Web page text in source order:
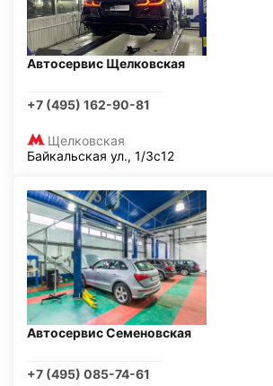
Автосервис Щелковская
+7 (495) 162-90-81
Щелковская
Байкальская ул., 1/3с12
Автосервис Семеновская
+7 (495) 085-74-61